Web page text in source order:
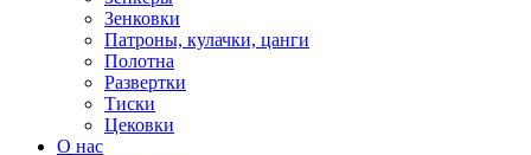
Зенковки
Патроны, кулачки, цанги
Полотна
Развертки
Тиски
Цековки
О нас